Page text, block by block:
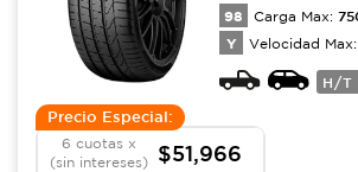
98 Carga Max:
Y Velocidad Max:
H/T
Precio Especial:
6 cuotas x
(sin intereses)
$51,966